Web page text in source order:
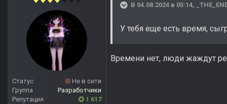
Статус
Не в сети
Группа
Разработчики
Репутация
1 617
В 04.08.2024 в 05:14,
У тебя еще есть время,
Времени нет, люди жаждут